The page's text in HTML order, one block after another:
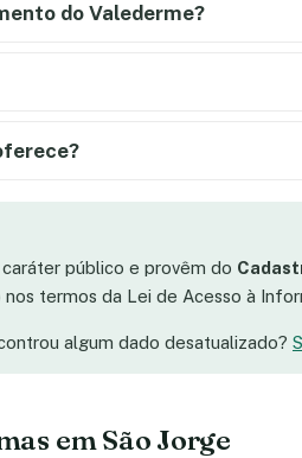
do Valederme?
público e provêm do
termos da Lei de Acesso à
algum dado desatualizado?
em São Jorge